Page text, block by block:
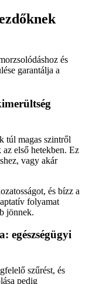
és
garantálja a
túl magas szintről
első hetekben. Ez
vagy akár
és bízz a
folyamat
jönnek.
egészségügyi
szűrést, és
pedig